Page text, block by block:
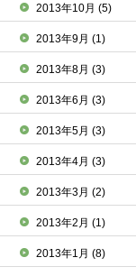
2013年10月(5)
2013年9月(1)
2013年8月(3)
2013年6月(3)
2013年5月(3)
2013年4月(3)
2013年3月(2)
2013年2月(1)
2013年1月(8)